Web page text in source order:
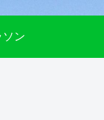
ソン